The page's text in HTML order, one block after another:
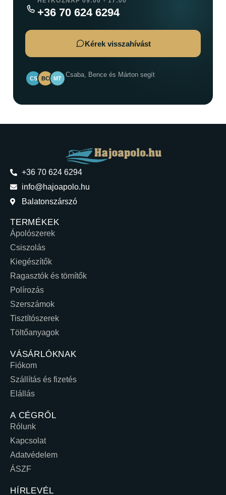
+36 70 624 6294
Kérek visszahívást
CS BC MT Csaba, Bence és Márton segít
+36 70 624 6294
info@hajoapolo.hu
Balatonszárszó
TERMÉKEK
Ápolószerek
Csiszolás
Kiegészítők
Ragasztók és tömítők
Polírozás
Szerszámok
Tisztítószerek
Töltőanyagok
VÁSÁRLÓKNAK
Fiókom
Szállítás és fizetés
Elállás
A CÉGRŐL
Rólunk
Kapcsolat
Adatvédelem
ÁSZF
HÍRLEVÉL